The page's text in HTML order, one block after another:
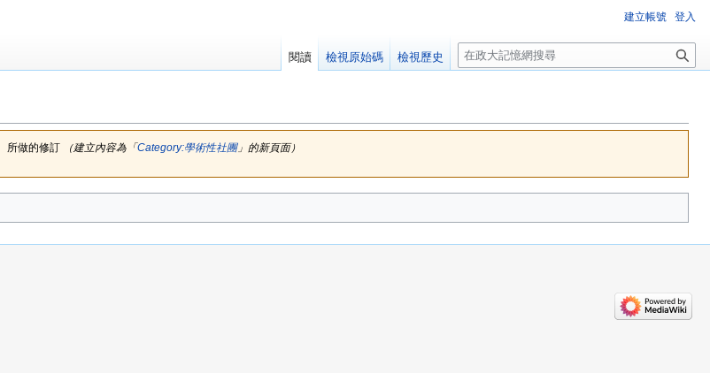
所做的修訂 （建立內容為「Category:學術性社團」的新頁面）
建立帳號 登入
閱讀 檢視原始碼 檢視歷史
搜
尋